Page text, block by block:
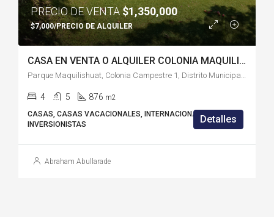
PRECIO DE VENTA$1,350,000
$7,000/PRECIO DE ALQUILER
CASA EN VENTA O ALQUILER COLONIA MAQUILISHUAT – SS1834HC
Parque Maquilishuat, Colonia Campestre 1, Distrito Municipal 3, San Salvador, San Salvador Centro, San Salvador, El Salvador
4 5 876 m2
CASAS, CASAS VACACIONALES, INTERNACIONALES,
INVERSIONISTAS
Detalles
Abraham Abullarade